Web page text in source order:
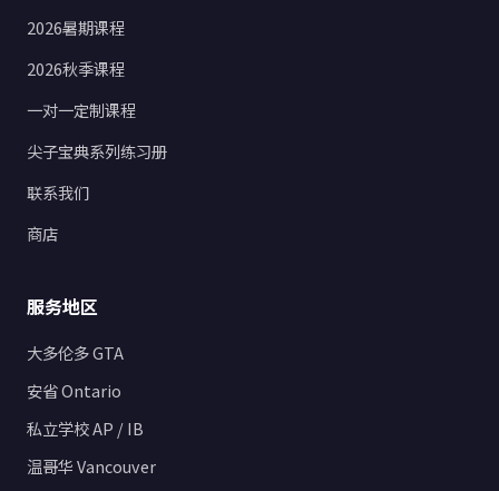
2026暑期课程
2026秋季课程
一对一定制课程
尖子宝典系列练习册
联系我们
商店
服务地区
大多伦多 GTA
安省 Ontario
私立学校 AP / IB
温哥华 Vancouver